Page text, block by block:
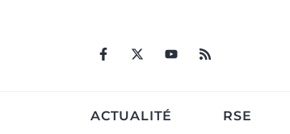
ACTUALITÉ RSE